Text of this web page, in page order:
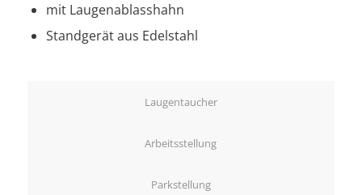
mit Laugenablasshahn
Standgerät aus Edelstahl
Laugentaucher
Arbeitsstellung
Parkstellung